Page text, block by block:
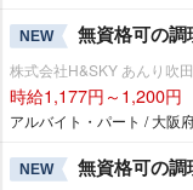
NEW 無資格可の
株式会社H&SKY あんり吹
時給1,177円～1,200円
アルバイト・パート / 大阪
NEW 無資格可の